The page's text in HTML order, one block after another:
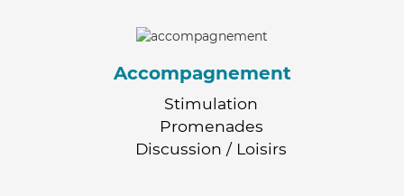
Accompagnement
Stimulation
Promenades
Discussion / Loisirs